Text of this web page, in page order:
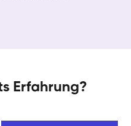
Erfahrung?